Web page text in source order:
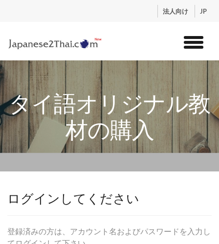
法人向け JP
トップ
サービス
コンテンツ
講師紹介
料金
お申込流れ
タイ語オリジナル教
材の購入
ログインしてください
登録済みの方は、アカウント名およびパスワードを入力し